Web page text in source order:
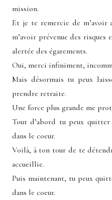
mission.
Et je te remercie de m’avoir
m’avoir prévenue des risques
alertée des égarements.
Oui, merci infiniment,
Mais désormais tu peux
prendre retraite.
Une force plus grande me
Tout d’abord tu peux
dans le coeur.
Voilà, à ton tour de te
accueillie.
Puis maintenant, tu peux
dans le coeur.